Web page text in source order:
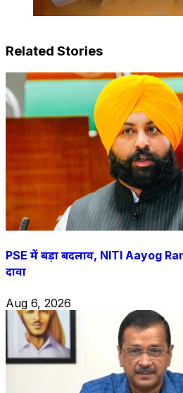
Related Stories
PSE में बड़ा बदलाव, NITI Aayog
दावा
Aug 6, 2026